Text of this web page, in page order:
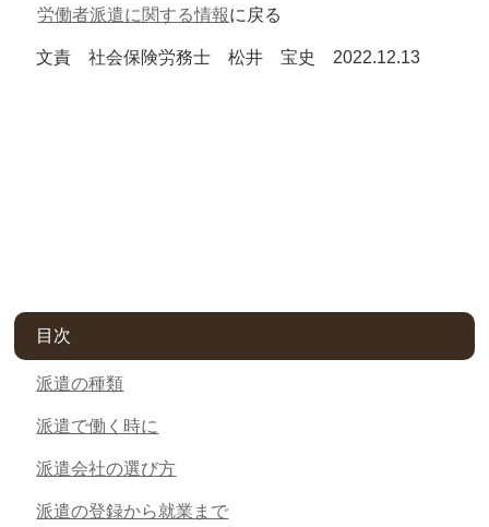
労働者派遣に関する情報に戻る
文責 社会保険労務士 松井 宝史 2022.12.13
目次
派遣の種類
派遣で働く時に
派遣会社の選び方
派遣の登録から就業まで